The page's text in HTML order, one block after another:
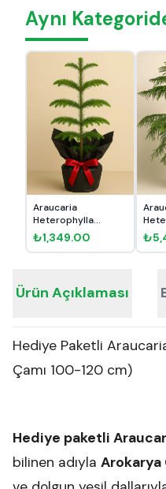
Aynı
Araucaria
Heterophylla
Arokarya Çam 45c...
₺1,349.00
Ürün Açıklaması
Hediye Paketli
Çamı 100-120 cm)
Hediye paketli
bilinen adıyla Arokarya